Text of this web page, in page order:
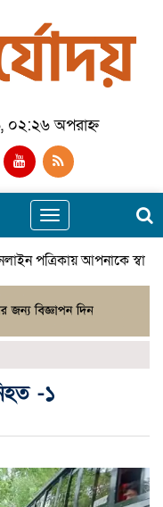
০২:২৬ অপরাহ্ন
Toggle
navigation
পত্রিকায় আপনাকে
-১